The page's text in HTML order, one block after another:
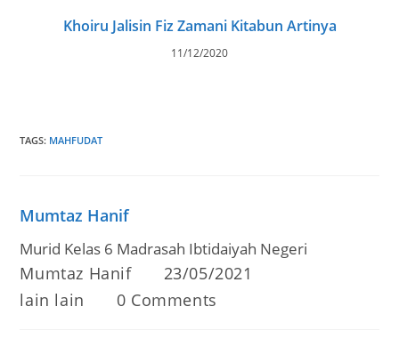
Khoiru Jalisin Fiz Zamani Kitabun Artinya
11/12/2020
TAGS: MAHFUDAT
Mumtaz Hanif
Murid Kelas 6 Madrasah Ibtidaiyah Negeri
Post
Mumtaz Hanif
Post
23/05/2021
Post
lain lain
Post
0 Comments